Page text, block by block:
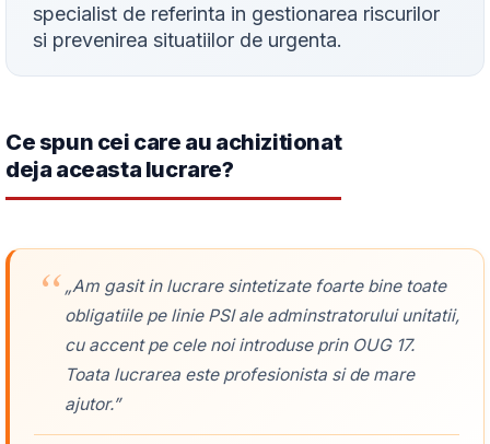
specialist de referinta in gestionarea riscurilor
si prevenirea situatiilor de urgenta.
Ce spun cei care au achizitionat
deja aceasta lucrare?
„Am gasit in lucrare sintetizate foarte bine toate
obligatiile pe linie PSI ale adminstratorului unitatii,
cu accent pe cele noi introduse prin OUG 17.
Toata lucrarea este profesionista si de mare
ajutor.”